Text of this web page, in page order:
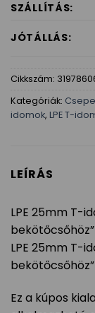
SZÁLLÍTÁS:
JÓTÁLLÁS:
Cikkszám:
Kategóriák:
idomok, LPE T-
LEÍRÁS
LPE 25mm T-
bekötőcsőhöz”
LPE 25mm T-
bekötőcsőhöz”
Ez a kúpos